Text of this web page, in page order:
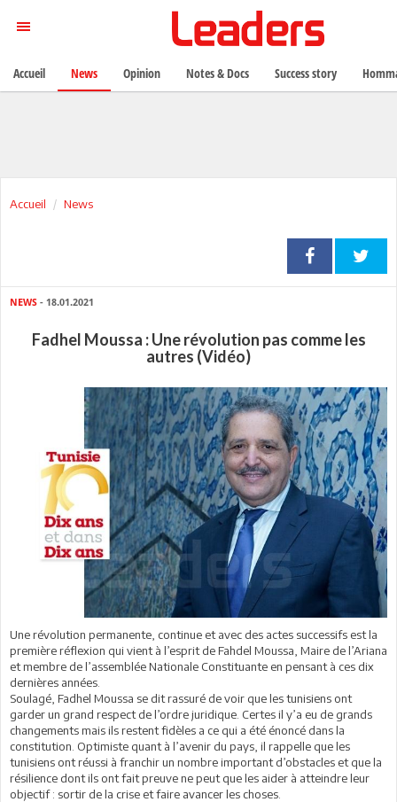
Accueil News
NEWS - 18.01.2021
Fadhel Moussa : Une révolution pas comme les
autres (Vidéo)
Une révolution permanente, continue et avec des actes successifs est la
première réflexion qui vient à l’esprit de Fahdel Moussa, Maire de l’Ariana
et membre de l’assemblée Nationale Constituante en pensant à ces dix
dernières années.
Soulagé, Fadhel Moussa se dit rassuré de voir que les tunisiens ont
garder un grand respect de l’ordre juridique. Certes il y’a eu de grands
changements mais ils restent fidèles a ce qui a été énoncé dans la
constitution. Optimiste quant à l’avenir du pays, il rappelle que les
tunisiens ont réussi à franchir un nombre important d’obstacles et que la
résilience dont ils ont fait preuve ne peut que les aider à atteindre leur
objectif : sortir de la crise et faire avancer les choses.
Accueil News Opinion Notes & Docs Success story